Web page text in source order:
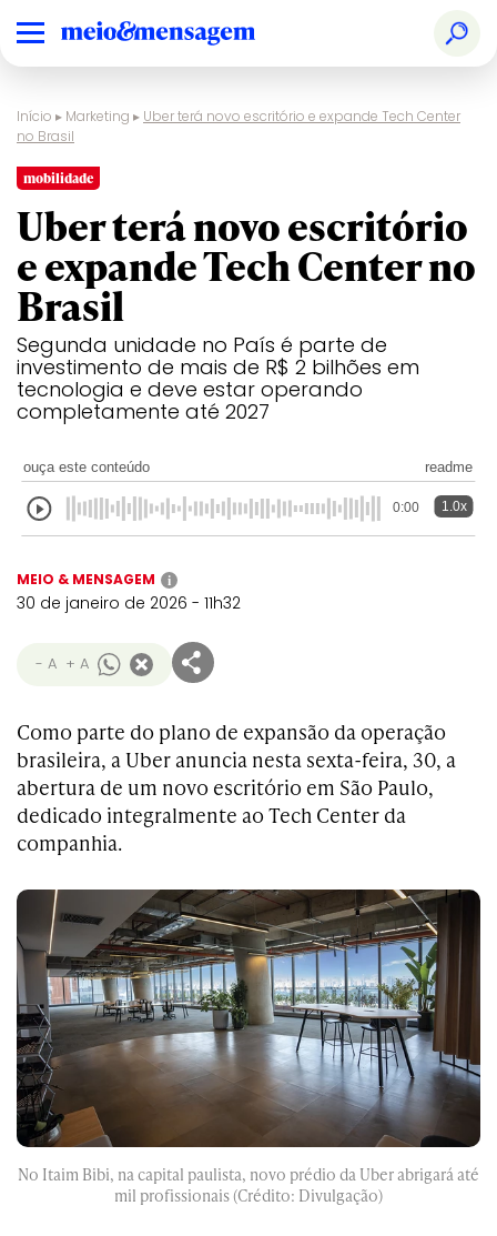
Início ▸ Marketing ▸ Uber terá novo escritório e expande Tech Center
no Brasil
mobilidade
Uber terá novo escritório
e expande Tech Center no
Brasil
Segunda unidade no País é parte de
investimento de mais de R$ 2 bilhões em
tecnologia e deve estar operando
completamente até 2027
ouça este conteúdo readme
0:00 1.0x
MEIO & MENSAGEM i
30 de janeiro de 2026 - 11h32
- A + A
Como parte do plano de expansão da operação
brasileira, a Uber anuncia nesta sexta-feira, 30, a
abertura de um novo escritório em São Paulo,
dedicado integralmente ao Tech Center da
companhia.
No Itaim Bibi, na capital paulista, novo prédio da Uber abrigará até
mil profissionais (Crédito: Divulgação)